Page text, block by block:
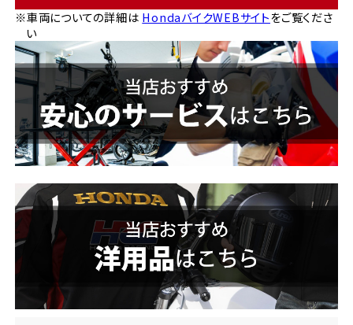
※車両についての詳細は HondaバイクWEBサイトをご覧くださ
い
ホンダドリーム 横浜緑
千葉県
ホンダドリーム 船橋
ホンダドリーム 松戸
ホンダドリーム 蘇我
埼玉県
ホンダドリーム 尼崎
ホンダドリーム 姫路
ホンダドリーム 西宮甲子園
奈良県
ホンダドリーム 奈良